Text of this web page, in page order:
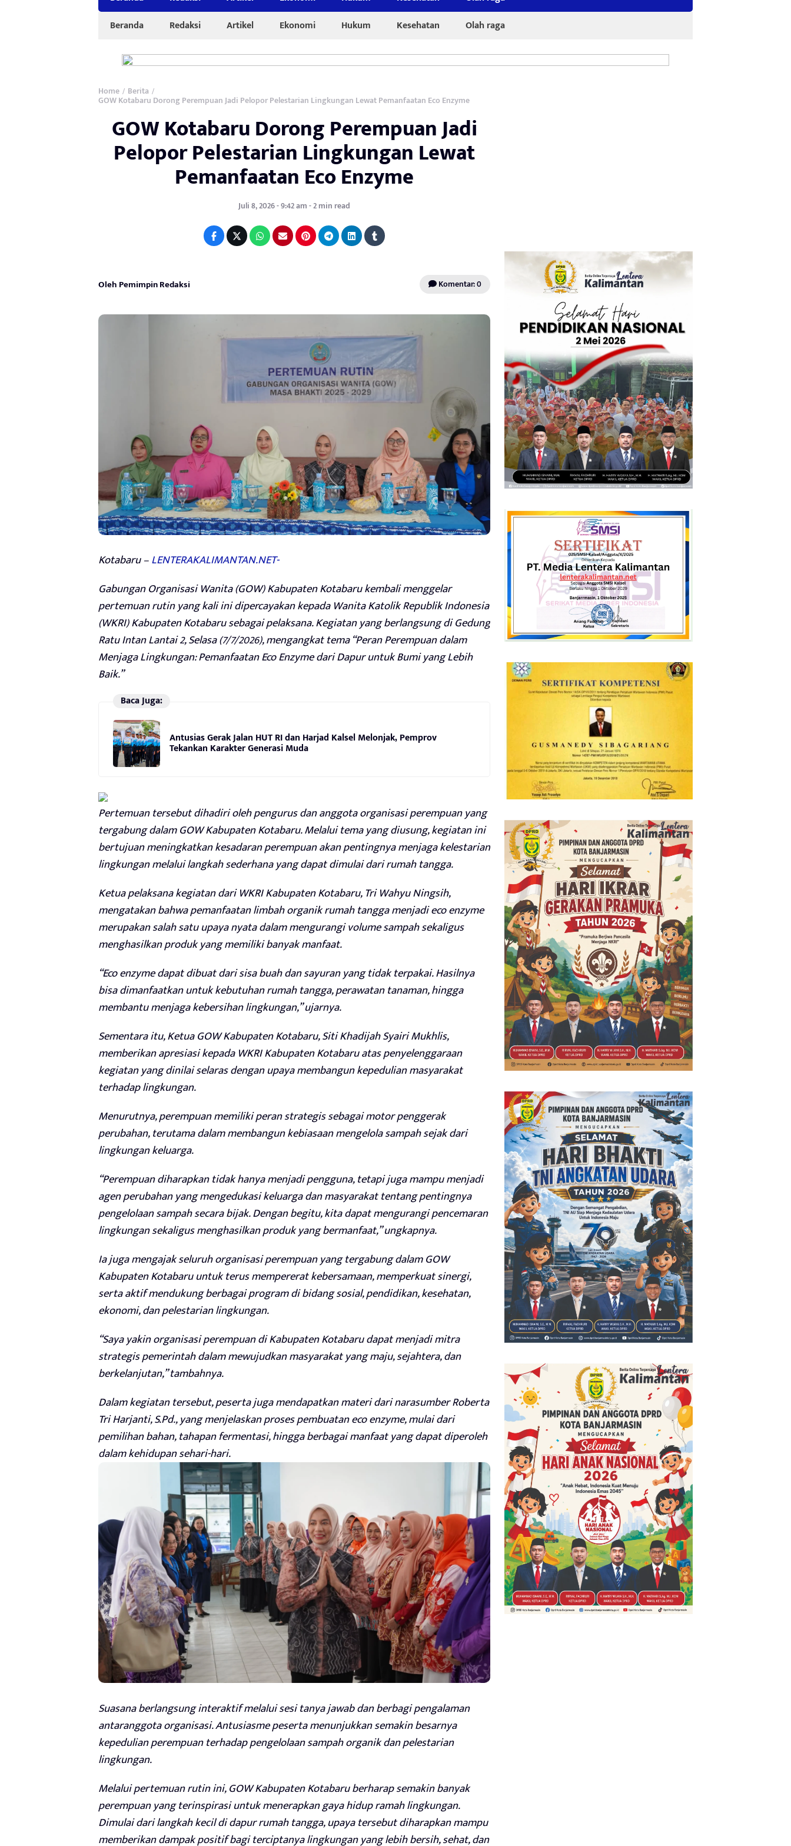
Beranda
Redaksi Artikel Ekonomi Hukum Kesehatan Olah raga
Home / Berita /
GOW Kotabaru Dorong Perempuan Jadi Pelopor Pelestarian Lingkungan Lewat Pemanfaatan Eco Enzyme
GOW Kotabaru Dorong Perempuan Jadi
Pelopor Pelestarian Lingkungan Lewat
Pemanfaatan Eco Enzyme
Juli 8, 2026 - 9:42 am - 2 min read
Oleh Pemimpin Redaksi Komentar: 0
Kotabaru –LENTERAKALIMANTAN.NET-
Gabungan Organisasi Wanita (GOW) Kabupaten Kotabaru kembali menggelar
pertemuan rutin yang kali ini dipercayakan kepada Wanita Katolik Republik Indonesia
(WKRI) Kabupaten Kotabaru sebagai pelaksana. Kegiatan yang berlangsung di Gedung
Ratu Intan Lantai 2, Selasa (7/7/2026), mengangkat tema “Peran Perempuan dalam
Menjaga Lingkungan: Pemanfaatan Eco Enzyme dari Dapur untuk Bumi yang Lebih
Baik.”
Baca Juga:
Antusias Gerak Jalan HUT RI dan Harjad Kalsel Melonjak, Pemprov
Tekankan Karakter Generasi Muda
Pertemuan tersebut dihadiri oleh pengurus dan anggota organisasi perempuan yang
tergabung dalam GOW Kabupaten Kotabaru. Melalui tema yang diusung, kegiatan ini
bertujuan meningkatkan kesadaran perempuan akan pentingnya menjaga kelestarian
lingkungan melalui langkah sederhana yang dapat dimulai dari rumah tangga.
Ketua pelaksana kegiatan dari WKRI Kabupaten Kotabaru, Tri Wahyu Ningsih,
mengatakan bahwa pemanfaatan limbah organik rumah tangga menjadi eco enzyme
merupakan salah satu upaya nyata dalam mengurangi volume sampah sekaligus
menghasilkan produk yang memiliki banyak manfaat.
“Eco enzyme dapat dibuat dari sisa buah dan sayuran yang tidak terpakai. Hasilnya
bisa dimanfaatkan untuk kebutuhan rumah tangga, perawatan tanaman, hingga
membantu menjaga kebersihan lingkungan,” ujarnya.
Sementara itu, Ketua GOW Kabupaten Kotabaru, Siti Khadijah Syairi Mukhlis,
memberikan apresiasi kepada WKRI Kabupaten Kotabaru atas penyelenggaraan
kegiatan yang dinilai selaras dengan upaya membangun kepedulian masyarakat
terhadap lingkungan.
Menurutnya, perempuan memiliki peran strategis sebagai motor penggerak
perubahan, terutama dalam membangun kebiasaan mengelola sampah sejak dari
lingkungan keluarga.
“Perempuan diharapkan tidak hanya menjadi pengguna, tetapi juga mampu menjadi
agen perubahan yang mengedukasi keluarga dan masyarakat tentang pentingnya
pengelolaan sampah secara bijak. Dengan begitu, kita dapat mengurangi pencemaran
lingkungan sekaligus menghasilkan produk yang bermanfaat,” ungkapnya.
Ia juga mengajak seluruh organisasi perempuan yang tergabung dalam GOW
Kabupaten Kotabaru untuk terus mempererat kebersamaan, memperkuat sinergi,
serta aktif mendukung berbagai program di bidang sosial, pendidikan, kesehatan,
ekonomi, dan pelestarian lingkungan.
“Saya yakin organisasi perempuan di Kabupaten Kotabaru dapat menjadi mitra
strategis pemerintah dalam mewujudkan masyarakat yang maju, sejahtera, dan
berkelanjutan,” tambahnya.
Dalam kegiatan tersebut, peserta juga mendapatkan materi dari narasumber Roberta
Tri Harjanti, S.Pd., yang menjelaskan proses pembuatan eco enzyme, mulai dari
pemilihan bahan, tahapan fermentasi, hingga berbagai manfaat yang dapat diperoleh
dalam kehidupan sehari-hari.
Suasana berlangsung interaktif melalui sesi tanya jawab dan berbagi pengalaman
antaranggota organisasi. Antusiasme peserta menunjukkan semakin besarnya
kepedulian perempuan terhadap pengelolaan sampah organik dan pelestarian
lingkungan.
Melalui pertemuan rutin ini, GOW Kabupaten Kotabaru berharap semakin banyak
perempuan yang terinspirasi untuk menerapkan gaya hidup ramah lingkungan.
Dimulai dari langkah kecil di dapur rumah tangga, upaya tersebut diharapkan mampu
memberikan dampak positif bagi terciptanya lingkungan yang lebih bersih, sehat, dan